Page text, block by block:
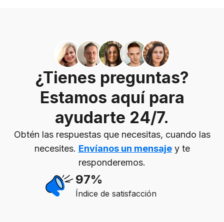
¿Tienes preguntas?
Estamos aquí para
ayudarte 24/7.
Obtén las respuestas que necesitas, cuando las
necesites. Envíanos un mensajey te
responderemos.
97%
Índice de satisfacción